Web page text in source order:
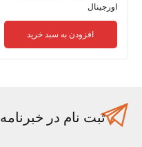
اورجینال
افزودن به سبد خرید
ثبت نام در خبرنامه